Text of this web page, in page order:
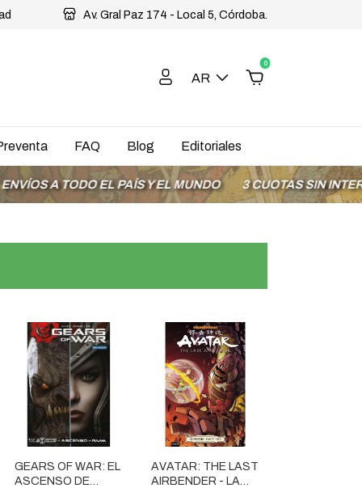
Av. Gral Paz 174 - Local 5, Córdoba.
AR
0
FAQ Blog Editoriales
EL PAÍS Y EL MUNDO 3 CUOTAS SIN INTERÉS CON
GEARS OF WAR: EL
ASCENSO DE
AVATAR: THE LAST
AIRBENDER - LA